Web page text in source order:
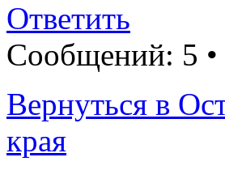
Ответить
Сообщений: 5 •
Вернуться в
края